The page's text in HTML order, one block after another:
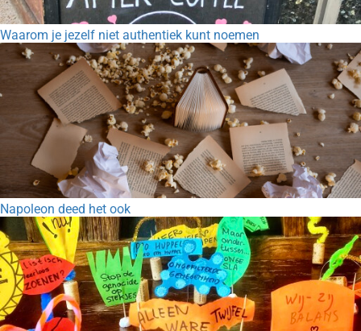
Waarom je jezelf niet authentiek kunt noemen
Napoleon deed het ook